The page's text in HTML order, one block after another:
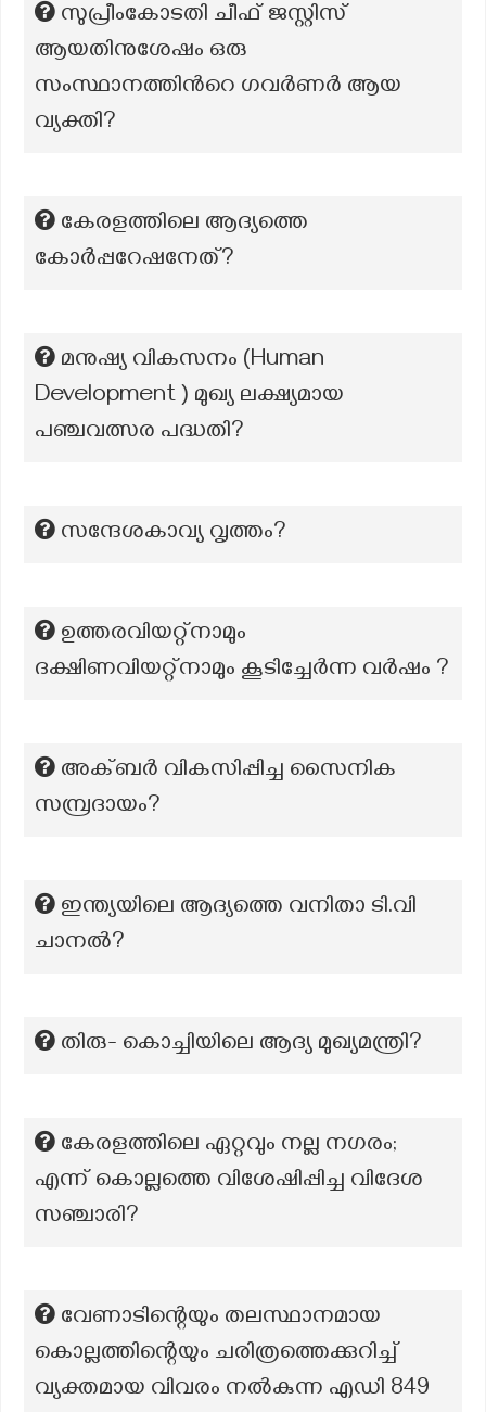
സുപ്രീംകോടതി ചീഫ് ജസ്റ്റിസ്
ആയതിനുശേഷം ഒരു
സംസ്ഥാനത്തിന്‍റെ ഗവര്‍ണര്‍ ആയ
വ്യക്തി?
കേരളത്തിലെ ആദ്യത്തെ
കോര്‍പ്പറേഷനേത്?
മനുഷ്യ വികസനം (Human
Development ) മുഖ്യ ലക്ഷ്യമായ
പഞ്ചവത്സര പദ്ധതി?
സന്ദേശകാവ്യ വൃത്തം?
ഉത്തരവിയറ്റ്നാമും
ദക്ഷിണവിയറ്റ്നാമും കൂടിച്ചേർന്ന വർഷം ?
അക്ബര്‍ വികസിപ്പിച്ച സൈനിക
സമ്പ്രദായം?
ഇന്ത്യയിലെ ആദ്യത്തെ വനിതാ ടി.വി
ചാനൽ?
തിരു- കൊച്ചിയിലെ ആദ്യ മുഖ്യമന്ത്രി?
കേരളത്തിലെ ഏറ്റവും നല്ല നഗരം;
എന്ന് കൊല്ലത്തെ വിശേഷിപ്പിച്ച വിദേശ
സഞ്ചാരി?
വേണാടിന്റെയും തലസ്ഥാനമായ
കൊല്ലത്തിന്റെയും ചരിത്രത്തെക്കുറിച്ച്
വ്യക്തമായ വിവരം നൽകുന്ന എഡി 849